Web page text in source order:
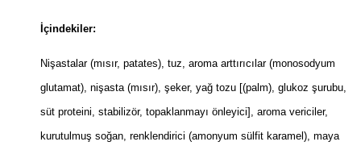
İçindekiler:
Nişastalar (mısır, patates), tuz, aroma arttırıcılar (monosodyum
glutamat), nişasta (mısır), şeker, yağ tozu [(palm), glukoz şurubu,
süt proteini, stabilizör, topaklanmayı önleyici], aroma vericiler,
kurutulmuş soğan, renklendirici (amonyum sülfit karamel), maya